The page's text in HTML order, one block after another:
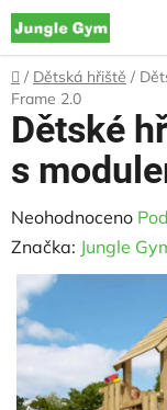
Přejít
na
obsah
Domů
/ Dětská hřiště /
Frame 2.0
Dětské
s
Průměrné
hodnocení
produktu
je
0,0
5
Neohodnoceno
Značka: Jungle